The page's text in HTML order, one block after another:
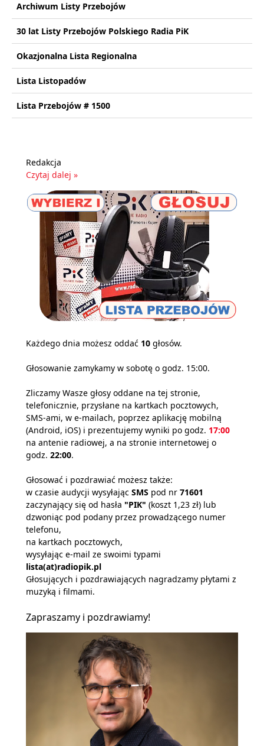
Archiwum Listy Przebojów
30 lat Listy Przebojów Polskiego Radia PiK
Okazjonalna Lista Regionalna
Lista Listopadów
Lista Przebojów # 1500
Redakcja
Czytaj dalej »
Każdego dnia możesz oddać 10 głosów.
Głosowanie zamykamy w sobotę o godz. 15:00.
Zliczamy Wasze głosy oddane na tej stronie,
telefonicznie, przysłane na kartkach pocztowych,
SMS-ami, w e-mailach, poprzez aplikację mobilną
(Android, iOS) i prezentujemy wyniki po godz. 17:00
na antenie radiowej, a na stronie internetowej o
godz. 22:00.
Głosować i pozdrawiać możesz także:
w czasie audycji wysyłając SMS pod nr 71601
zaczynający się od hasła "PIK" (koszt 1,23 zł) lub
dzwoniąc pod podany przez prowadzącego numer
telefonu,
na kartkach pocztowych,
wysyłając e-mail ze swoimi typami
lista(at)radiopik.pl
Głosujących i pozdrawiających nagradzamy płytami z
muzyką i filmami.
Zapraszamy i pozdrawiamy!